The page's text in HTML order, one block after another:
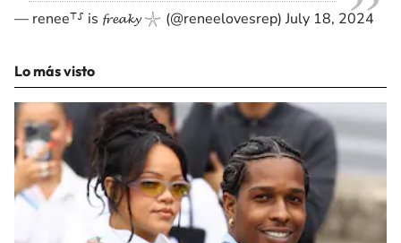
— renee⸆⸉ is 𝓯𝓻𝓮𝓪𝓴𝔂 𓇼 (@reneelovesrep)July 18, 2024
Lo más visto